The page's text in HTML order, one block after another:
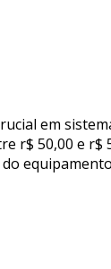
em
r$ 50,00 e r$